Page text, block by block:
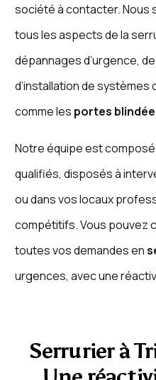
société à contacter. Nous
tous les aspects de la
dépannages d’urgence,
d’installation de
comme les portes
Notre équipe est
qualifiés, disposés à
ou dans vos locaux
compétitifs. Vous pouvez
toutes vos demandes en
urgences, avec une
Serrurier à